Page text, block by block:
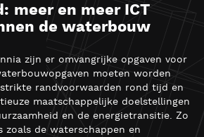
meer en meer ICT
de waterbouw
zijn er omvangrijke opgaven voor
moeten worden
randvoorwaarden rond tijd en
maatschappelijke doelstellingen
en de energietransitie. Zo
zoals de waterschappen en